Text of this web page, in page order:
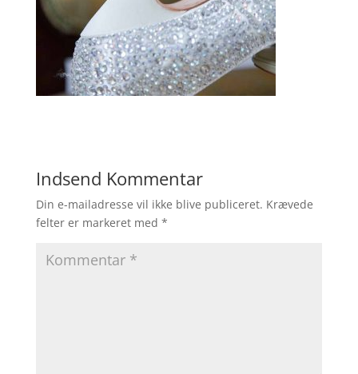
Indsend Kommentar
Din e-mailadresse vil ikke blive publiceret. Krævede
felter er markeret med *